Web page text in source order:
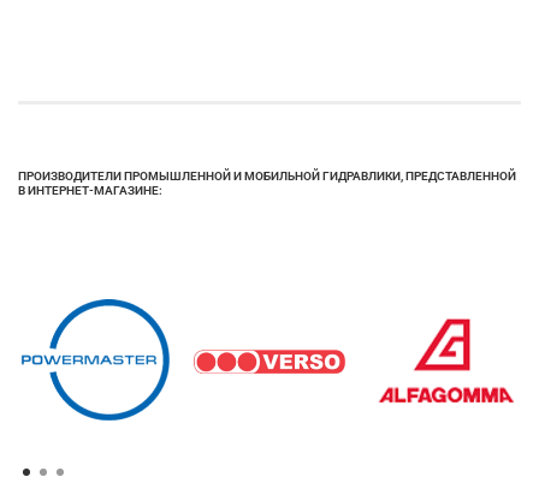
ПРОИЗВОДИТЕЛИ ПРОМЫШЛЕННОЙ И МОБИЛЬНОЙ ГИДРАВЛИКИ, ПРЕДСТАВЛЕННОЙ
В ИНТЕРНЕТ-МАГАЗИНЕ: